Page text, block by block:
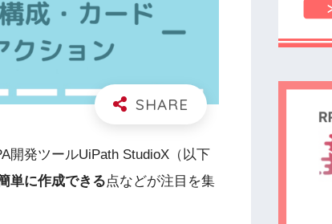
開発ツールUiPath StudioX（以下
単に作成できる点などが注目を集